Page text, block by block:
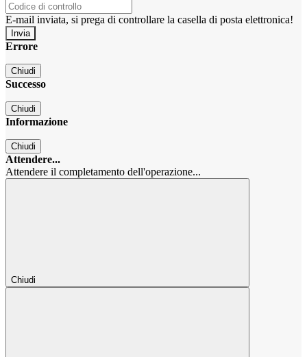
E-mail inviata, si prega di controllare la casella di posta elettronica!
Errore
Chiudi
Successo
Chiudi
Informazione
Chiudi
Attendere...
Attendere il completamento dell'operazione...
Chiudi